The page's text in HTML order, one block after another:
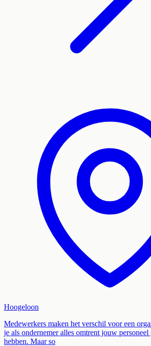
Hoogeloon
Medewerkers maken het verschil voor een
je als ondernemer alles omtrent jouw personeel
hebben. Maar so